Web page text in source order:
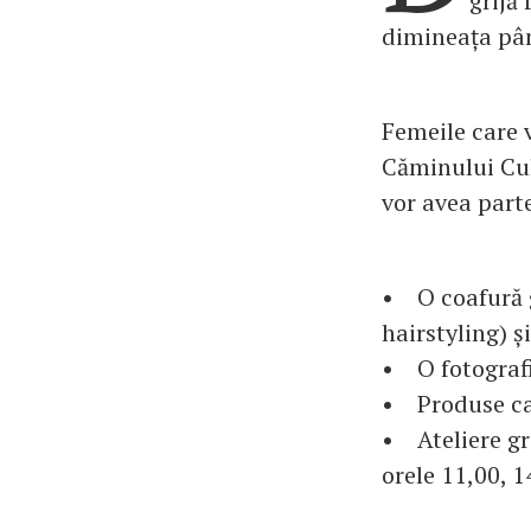
dimineața
Femeile care
Căminului
vor avea
• O coafură
hairstyling)
• O
• Produse
• Ateliere
orele 11,00,